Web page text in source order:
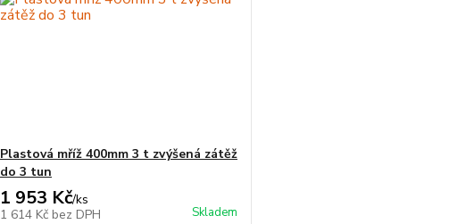
Plastová mříž 400mm 3 t zvýšená zátěž
do 3 tun
1 953 Kč/ks
1 614 Kč bez DPH Skladem